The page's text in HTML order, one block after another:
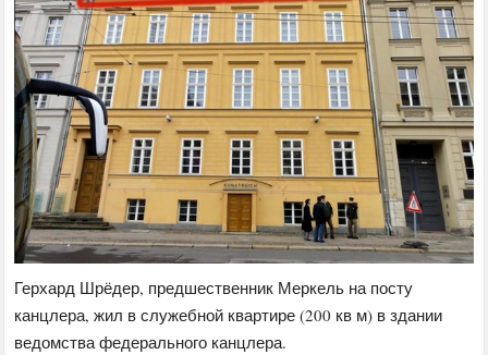
Герхард Шрёдер, предшественник Меркель на посту
канцлера, жил в служебной квартире (200 кв м) в здании
ведомства федерального канцлера.